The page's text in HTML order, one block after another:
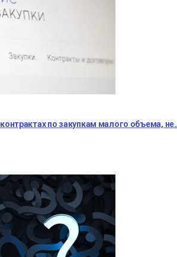
по закупкам малого объема,